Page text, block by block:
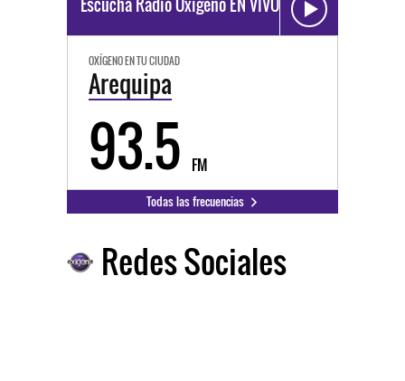
OXÍGENO EN TU CIUDAD
Arequipa
93.5 FM
Todas las frecuencias
Redes Sociales